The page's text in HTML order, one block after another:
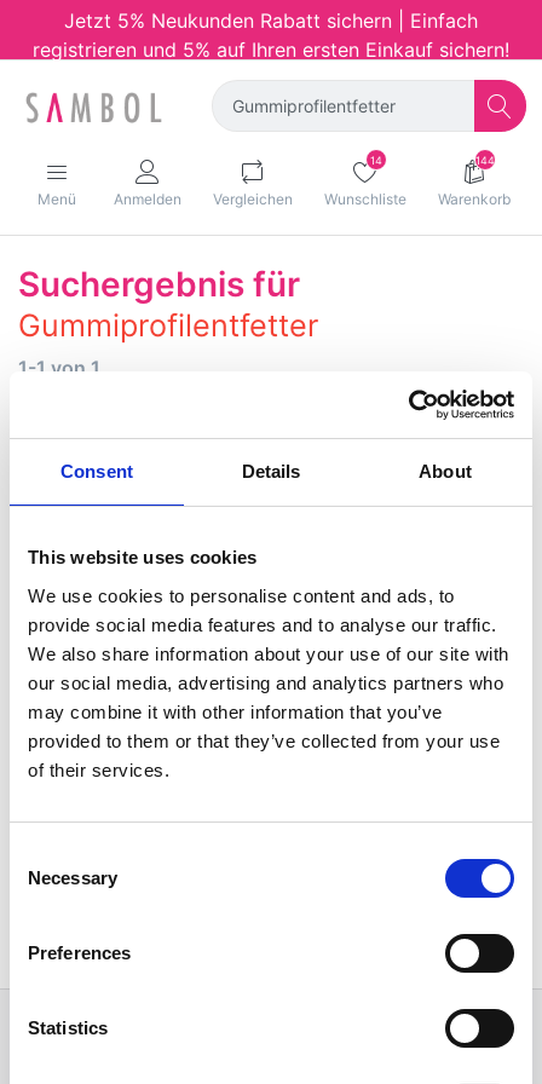
Consent Details About
This website uses cookies
We use cookies to personalise content and ads, to
provide social media features and to analyse our traffic.
We also share information about your use of our site with
our social media, advertising and analytics partners who
may combine it with other information that you’ve
provided to them or that they’ve collected from your use
of their services.
Selection
Necessary
Preferences
Statistics
Jetzt 5% Neukunden Rabatt sichern | Einfach
registrieren und 5% auf Ihren ersten Einkauf sichern!
Menü Anmelden Vergleichen
14
Wunschliste
144
Warenkorb
Suchergebnis für
Gummiprofilentfetter
1-1 von 1
Filtern Sortieren
Eigenschaften: geringe
Oberflächenspannung sehr gute
verdampft rückstandsfrei geeignet für:
Gummiprofile en...
Art.-Nr.
PD-01028
* Preise inkl. MwSt.,kostenloser Versand**
Preis auf Anfrage
Vertrag widerrufen